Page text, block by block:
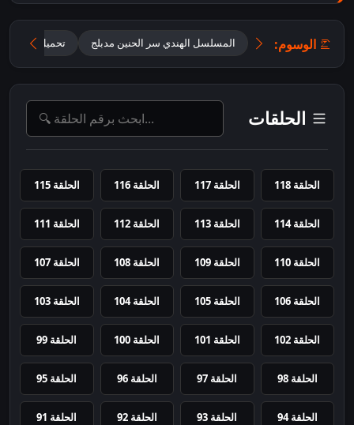
الوسوم: المسلسل الهندي سر الحنين مدبلج تحميل مسلسل
الحلقات
الحلقة 118 الحلقة 117 الحلقة 116 الحلقة 115
الحلقة 114 الحلقة 113 الحلقة 112 الحلقة 111
الحلقة 110 الحلقة 109 الحلقة 108 الحلقة 107
الحلقة 106 الحلقة 105 الحلقة 104 الحلقة 103
الحلقة 102 الحلقة 101 الحلقة 100 الحلقة 99
الحلقة 98 الحلقة 97 الحلقة 96 الحلقة 95
الحلقة 94 الحلقة 93 الحلقة 92 الحلقة 91